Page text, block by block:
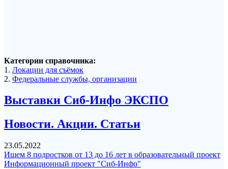
Категории справочника:
1. Локации для съёмок
2. Федеральные службы, организации
Выставки Сиб-Инфо ЭКСПО
Новости. Акции. Статьи
23.05.2022
Ищем 8 подростков от 13 до 16 лет в образовательный проект
Информационный проект "Сиб-Инфо"